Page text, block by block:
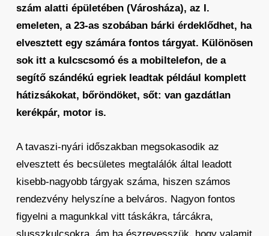
szám alatti épületében (Városháza), az I.
emeleten, a 23-as szobában bárki érdeklődhet, ha
elvesztett egy számára fontos tárgyat. Különösen
sok itt a kulcscsomó és a mobiltelefon, de a
segítő szándékú egriek leadtak például komplett
hátizsákokat, bőröndöket, sőt: van gazdátlan
kerékpár, motor is.
A tavaszi-nyári időszakban megsokasodik az
elvesztett és becsületes megtalálók által leadott
kisebb-nagyobb tárgyak száma, hiszen számos
rendezvény helyszíne a belváros. Nagyon fontos
figyelni a magunkkal vitt táskákra, tárcákra,